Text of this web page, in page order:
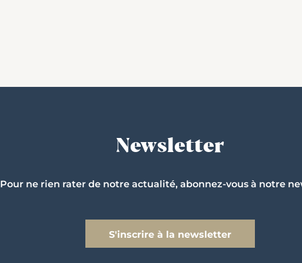
Newsletter
Pour ne rien rater de notre actualité, abonnez-vous à notre
S'inscrire à la newsletter